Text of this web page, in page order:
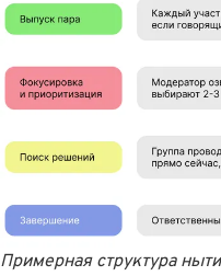
Примерная структура